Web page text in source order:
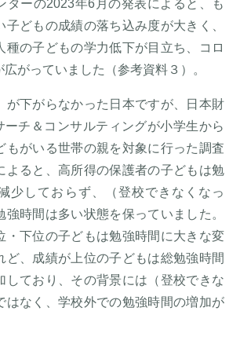
ターの2023年6月の発表によると、も
子どもの成績の落ち込み度が大きく、
種の子どもの学力低下が目立ち、コロ
がっていました（参考資料３）。
が下がらなかった日本ですが、日本財
ーチ＆コンサルティングが小学生から
もがいる世帯の親を対象に行った調査
よると、高所得の保護者の子どもは勉
少しておらず、（登校できなくなっ
強時間は多い状態を保っていました。
・下位の子どもは勉強時間に大きな変
ど、成績が上位の子どもは総勉強時間
しており、その背景には（登校できな
はなく、学校外での勉強時間の増加が